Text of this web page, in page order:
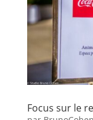
Focus sur le